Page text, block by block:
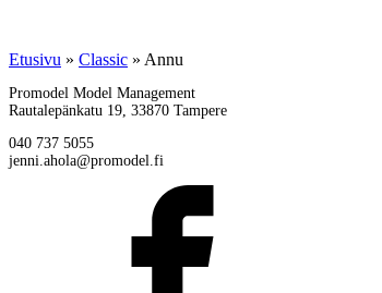
Etusivu » Classic » Annu
Promodel Model Management
Rautalepänkatu 19, 33870 Tampere
040 737 5055
jenni.ahola@promodel.fi